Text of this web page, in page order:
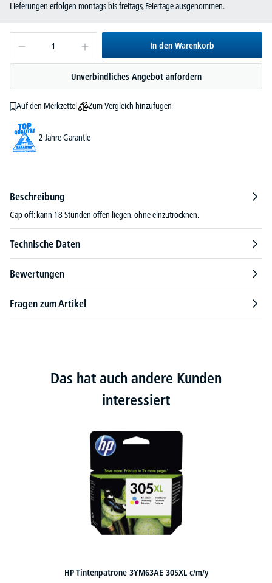
Lieferungen erfolgen montags bis freitags, Feiertage ausgenommen.
In den Warenkorb
Unverbindliches Angebot anfordern
Auf den Merkzettel Zum Vergleich hinzufügen
2 Jahre Garantie
Beschreibung
Cap off: kann 18 Stunden offen liegen, ohne einzutrocknen.
Technische Daten
Bewertungen
Fragen zum Artikel
Das hat auch andere Kunden
interessiert
HP Tintenpatrone 3YM63AE 305XL c/m/y